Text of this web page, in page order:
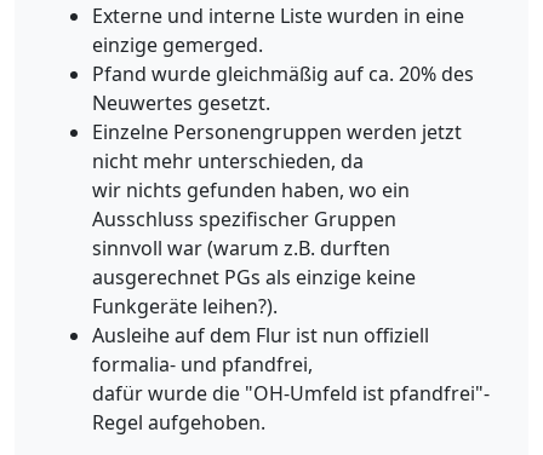
Externe und interne Liste wurden in eine
einzige gemerged.
Pfand wurde gleichmäßig auf ca. 20% des
Neuwertes gesetzt.
Einzelne Personengruppen werden jetzt
nicht mehr unterschieden, da
wir nichts gefunden haben, wo ein
Ausschluss spezifischer Gruppen
sinnvoll war (warum z.B. durften
ausgerechnet PGs als einzige keine
Funkgeräte leihen?).
Ausleihe auf dem Flur ist nun offiziell
formalia- und pfandfrei,
dafür wurde die "OH-Umfeld ist pfandfrei"-
Regel aufgehoben.